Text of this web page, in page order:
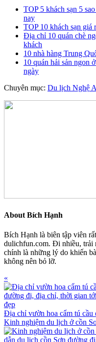
TOP 5 khách sạn 5
nay
TOP 10 khách sạn
Địa chỉ 10 quán chè
khách
10 nhà hàng Trung
10 quán hải sản ngon
ngày
Chuyên mục: Du lịch Nghệ
About Bích Hạnh
Bích Hạnh là biên tập viên
dulichfun.com. Đi nhiều, trải
chính là những lý do khiến
không nên bỏ lỡ.
Previous
Post:
«
Địa chỉ vườn hoa cẩm tú
Next
Post:
Kinh nghiệm du lịch ở cồn